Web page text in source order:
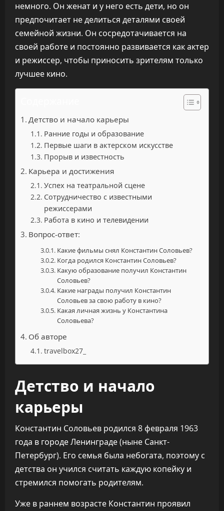
немного. Он женат и у него есть дети, но он
предпочитает не делиться деталями своей
семейной жизни. Он сосредотачивается на
своей работе и постоянно развивается как актер
и режиссер, чтобы приносить зрителям только
лучшее кино.
Детство и начало карьеры
Ранние годы и образование
Первые шаги в актерском искусстве
Прорыв и известность
Карьера и достижения
Успех на театральной сцене
Сотрудничество с известными
режиссерами
Работа в кино и телевидении
Вопрос-ответ:
Какие фильмы снял Константин Соловьев?
Когда родился Константин Соловьев?
Какую образование получил Константин
Соловьев?
Какие награды получил Константин
Соловьев за свою работу в кино?
Какая личная жизнь у Константина
Соловьева?
Об авторе
travelbox27_
Детство и начало
карьеры
Константин Соловьев родился 8 февраля 1963
года в городе Ленинграде (ныне Санкт-
Петербург). Его семья была небогата, поэтому с
детства он учился считать каждую копейку и
стремился помогать родителям.
Уже в раннем возрасте Константин проявил